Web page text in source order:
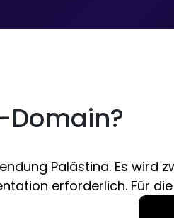
Domain?
Palästina. Es wird
erforderlich. Für